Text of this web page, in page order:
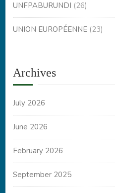
UNFPABURUNDI (26)
UNION EUROPÉENNE (23)
Archives
July 2026
June 2026
February 2026
September 2025